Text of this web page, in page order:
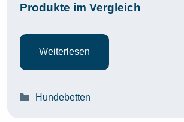
Produkte im Vergleich
Weiterlesen
Kategorien
Hundebetten